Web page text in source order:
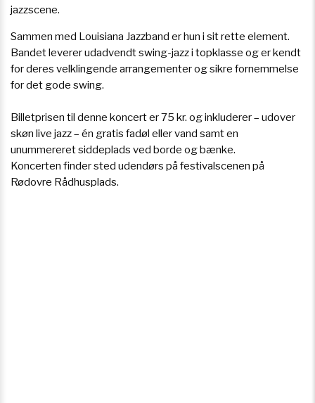
jazzscene.
Sammen med Louisiana Jazzband er hun i sit rette element.
Bandet leverer udadvendt swing-jazz i topklasse og er kendt
for deres velklingende arrangementer og sikre fornemmelse
for det gode swing.
Billetprisen til denne koncert er 75 kr. og inkluderer – udover
skøn live jazz – én gratis fadøl eller vand samt en
unummereret siddeplads ved borde og bænke.
Koncerten finder sted udendørs på festivalscenen på
Rødovre Rådhusplads.